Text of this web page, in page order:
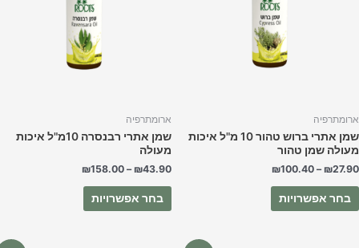
שמן אתרי ברוש טהור 10 מ"ל איכות
שמן טהור
₪
–
₪100.40
בחר אפשרויות
סוגים.
ניתן
לבחור
את
ארומתרפיה
שמן אתרי רבנסרה 10מ"ל איכות
מעולה
₪43.90
–
₪158.00
בחר אפשרויות
סוגים.
ניתן
לבחור
את